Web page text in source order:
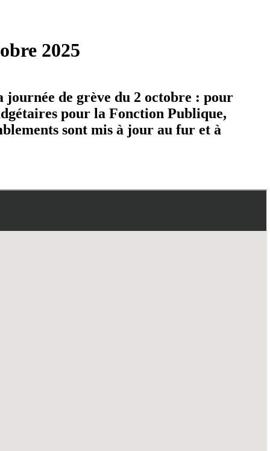
2025
de grève du 2 octobre : pour
pour la Fonction Publique,
sont mis à jour au fur et à